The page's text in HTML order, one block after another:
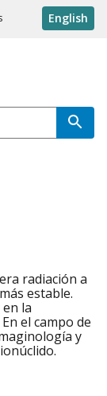
English
radiación a
estable.
la
el campo de
y